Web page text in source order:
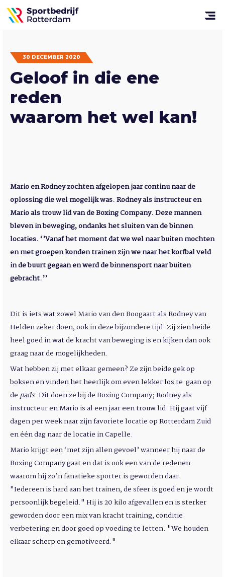
Open
Sportbedrijf
Rotterdam
30 DECEMBER 2020
Geloof in die ene
reden
waarom het wel kan!
Mario en Rodney zochten afgelopen jaar continu naar de
oplossing die wel mogelijk was. Rodney als instructeur en
Mario als trouw lid van de Boxing Company. Deze mannen
bleven in beweging, ondanks het sluiten van de binnen
locaties. ‘’Vanaf het moment dat we wel naar buiten mochten
en met groepen konden trainen zijn we naar het korfbal veld
in de buurt gegaan en werd de binnensport naar buiten
gebracht.’’
Dit is iets wat zowel Mario van den Boogaart als Rodney van
Helden zeker doen, ook in deze bijzondere tijd. Zij zien beide
heel goed in wat de kracht van beweging is en kijken dan ook
graag naar de mogelijkheden.
Wat hebben zij met elkaar gemeen? Ze zijn beide gek op
boksen en vinden het heerlijk om even lekker los te gaan op
de pads. Dit doen ze bij de Boxing Company; Rodney als
instructeur en Mario is al een jaar een trouw lid. Hij gaat vijf
dagen per week naar zijn favoriete locatie op Rotterdam Zuid
en één dag naar de locatie in Capelle.
Mario krijgt een ‘met zijn allen gevoel’ wanneer hij naar de
Boxing Company gaat en dat is ook een van de redenen
waarom hij zo’n fanatieke sporter is geworden daar.
"Iedereen is hard aan het trainen, de sfeer is goed en je wordt
persoonlijk begeleid." Hij is 20 kilo afgevallen en is sterker
geworden door een mix van kracht training, conditie
verbetering en door goed op voeding te letten. "We houden
elkaar scherp en gemotiveerd."